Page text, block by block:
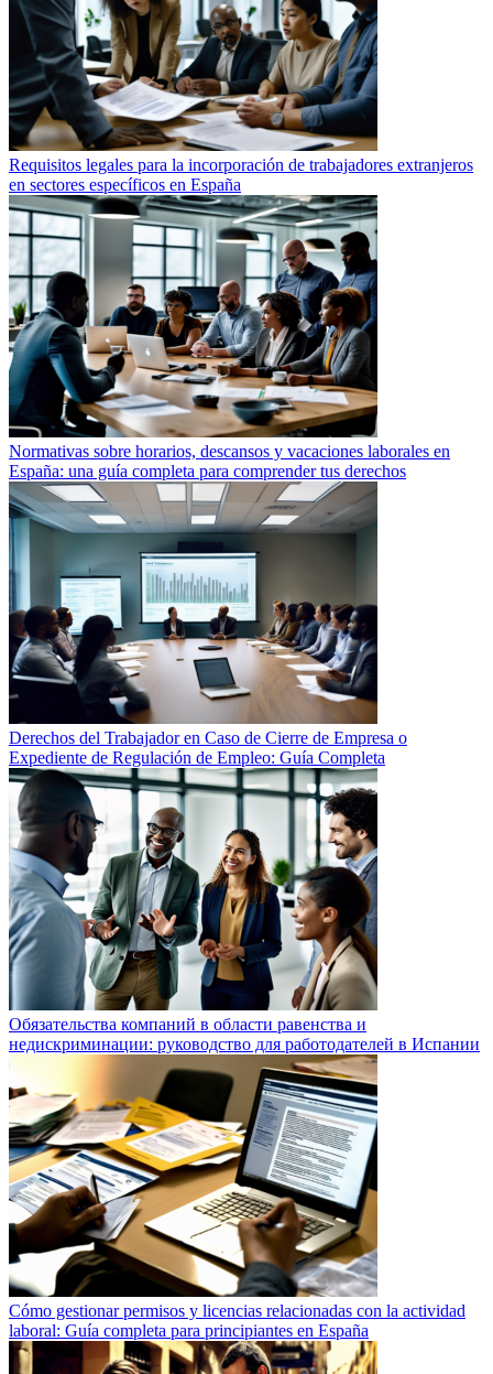
Requisitos legales para la incorporación de trabajadores extranjeros
en sectores específicos en España
Normativas sobre horarios, descansos y vacaciones laborales en
España: una guía completa para comprender tus derechos
Derechos del Trabajador en Caso de Cierre de Empresa o
Expediente de Regulación de Empleo: Guía Completa
Обязательства компаний в области равенства и
недискриминации: руководство для работодателей в Испании
Cómo gestionar permisos y licencias relacionadas con la actividad
laboral: Guía completa para principiantes en España